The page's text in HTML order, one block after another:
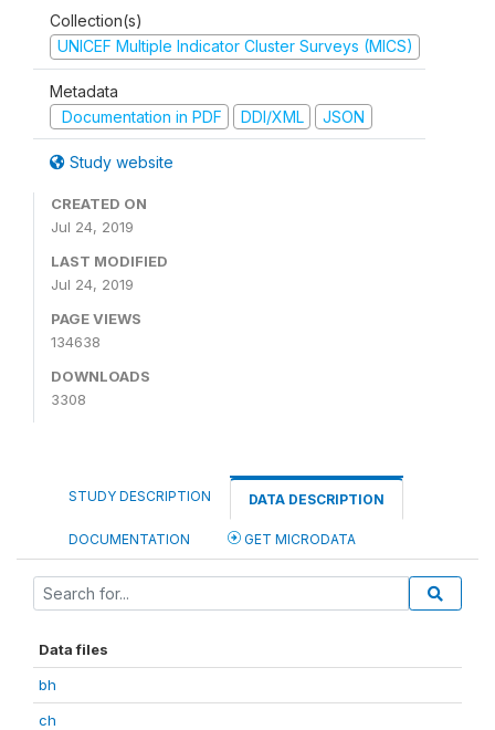
Collection(s)
UNICEF Multiple Indicator Cluster Surveys (MICS)
Metadata
Documentation in PDF
DDI/XML JSON
Study website
CREATED ON
Jul 24, 2019
LAST MODIFIED
Jul 24, 2019
PAGE VIEWS
134638
DOWNLOADS
3308
STUDY DESCRIPTION DATA DESCRIPTION
DOCUMENTATION GET MICRODATA
Data files
bh
ch